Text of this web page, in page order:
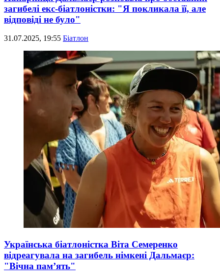
загибелі екс-біатлоністки: "Я покликала її, але
відповіді не було"
31.07.2025, 19:55 Біатлон
Українська біатлоністка Віта Семеренко
відреагувала на загибель німкені Дальмаєр:
"Вічна пам’ять"